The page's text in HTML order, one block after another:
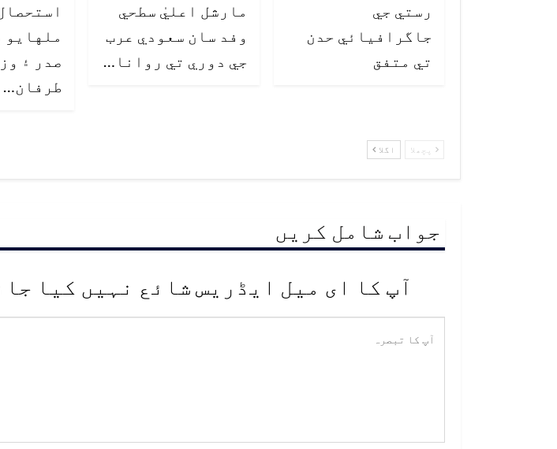
رستي جي
جاگرافيائي حدن
تي متفق
مارشل اعليٰ سطحي
وفد سان سعودي عرب
جي دوري تي روانا…
ملهايو
صدر ۽
طرفان…
پچھلا اگلا
جواب شامل کریں
آپ کا ای میل ایڈریس شائع نہیں کیا